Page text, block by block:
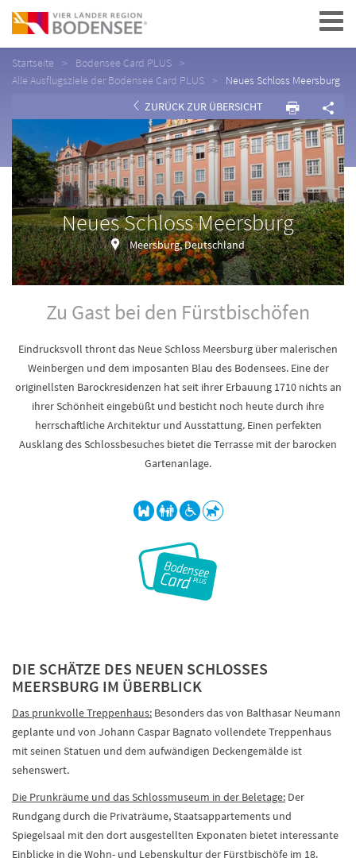
Navigation
Startseite
Bodensee Card PLUS
Alle Ausflugsziele der Bodensee Card PLUS
Neues Schloss Meersburg
ZURÜCK ZUR ÜBERSICHT
Neues Schloss Meersburg
Meersburg, Deutschland
Zu Gast bei den Fürstbischöfen
Eindrucksvoll thront das Neue Schloss Meersburg über malerischen
Weinbergen und dem imposanten Blau des Bodensees. Eine der
originellsten Barockresidenzen hat seit ihrer Erbauung 1710 nichts an
ihrer Schönheit eingebüßt und besticht noch heute durch ihre
herrschaftliche Architektur und Ausstattung. Einen perfekten
Ausklang des Schlossbesuches bietet die Terrasse mit der barocken
Gartenanlage.
DIE SCHÄTZE DES NEUEN SCHLOSSES
MEERSBURG IM ÜBERBLICK
Das prunkvolle Treppenhaus: Besonders das von Balthasar Neumann
geplante und von Johann Caspar Bagnato vollendete Treppenhaus
mit seinen Statuen und dem aufwändigen Deckengemälde ist
sehenswert.
Die Prunkräume und das Schlossmuseum in der Beletage: Der
Rundgang durch die Privaträume, Staatsappartements und
Spiegelsaal mit den dort ausgestellten Exponaten bietet interessante
Einblicke in die Wohn- und Lebenskultur der Fürstbischöfe im 18.